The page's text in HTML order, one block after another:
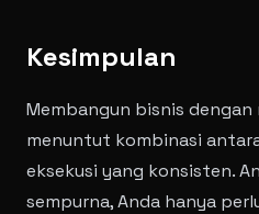
Kesimpulan
Membangun bisnis
menuntut kombinasi
eksekusi yang konsisten.
sempurna, Anda hanya